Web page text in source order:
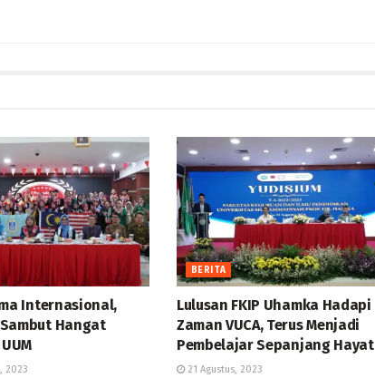
Internasional,
Hangat
2023
BERITA
Lulusan FKIP Uhamka Hadapi
Zaman VUCA, Terus Menjadi
Pembelajar Sepanjang Hayat
21 Agustus, 2023